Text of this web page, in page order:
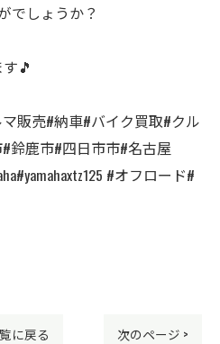
でしょうか？
🎵
販売#納車#バイク買取#クル
鈴鹿市#四日市市#名古屋
#オフロード#
に戻る 次のページ >